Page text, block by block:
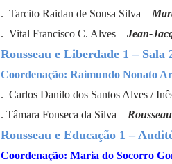
. Tarcito Raidan de Sousa Silva –
. Vital Francisco C. Alves – Jean-
Rousseau e Liberdade 1 –
Coordenação: Raimundo Nonato
. Carlos Danilo dos Santos Alves /
. Tâmara Fonseca da Silva –
Rousseau e Educação 1 –
Coordenação: Maria do Socorro